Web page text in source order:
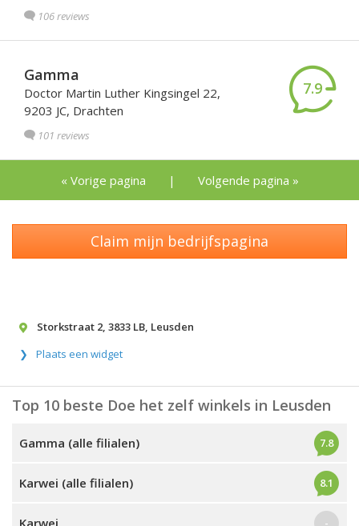
106 reviews
Gamma
Doctor Martin Luther Kingsingel 22,
9203 JC, Drachten
101 reviews
7.9
« Vorige pagina | Volgende pagina »
Claim mijn bedrijfspagina
Storkstraat 2, 3833 LB, Leusden
Plaats een widget
Top 10 beste Doe het zelf winkels in Leusden
Gamma (alle filialen) 7.8
Karwei (alle filialen) 8.1
Karwei -